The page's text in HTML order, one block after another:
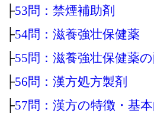
├53問：禁煙補助剤
├54問：滋養強壮保健薬
├55問：滋養強壮保健薬
├56問：漢方処方製剤
├57問：漢方の特徴・基